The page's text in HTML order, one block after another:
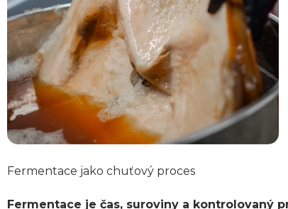
Fermentace jako chuťový proces
Fermentace je čas, suroviny a kontrolovaný